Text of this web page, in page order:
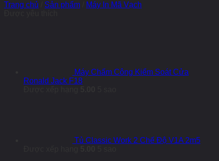
Trang chủ Sản phẩm
Máy In Mã Vạch
Máy Chấm Công Kiểm Soát Cửa
Ronald Jack F18
Tủ Classic Work 2 Chế Độ V1A 2m5